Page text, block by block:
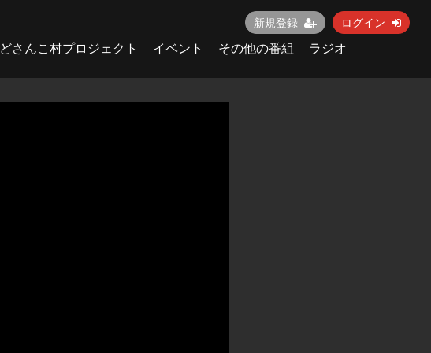
新規登録 ログイン
どさんこ村プロジェクト イベント その他の番組
ラジオ